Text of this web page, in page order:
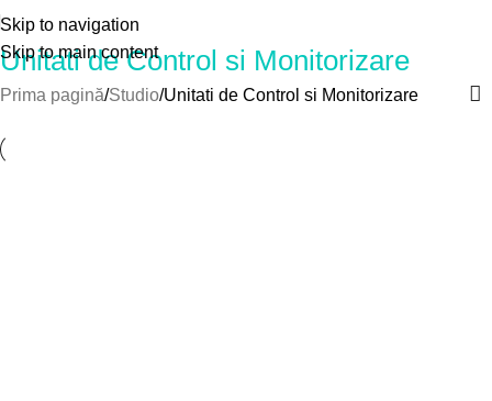
Skip to navigation
Skip to main content
Unitati de Control si Monitorizare
Prima pagină Studio Unitati de Control si Monitorizare